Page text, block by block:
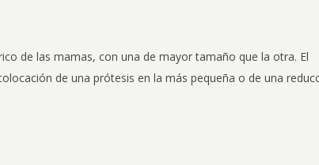
de las mamas, con una de mayor tamaño que la otra. El
de una prótesis en la más pequeña o de una